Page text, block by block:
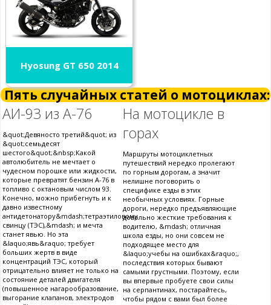
Hyosung GT 650 2014
Пять случайных статей о мотоциклах:
АИ-93 из А-76
&quot;Девяносто третий&quot; из
&quot;семьдесят
шестого&quot;&nbsp;Какой
автолюбитель не мечтает о
чудесном порошке или жидкости,
которые превратят бензин А-76 в
топливо с октановым числом 93.
Конечно, можно прибегнуть и к
давно известному
антидетонатору&mdash;тетраэтиловому
свинцу (ТЭС),&mdash; и мечта
станет явью. Но эта
&laquo;явь&raquo; требует
больших жертв в виде
концентраций ТЭС, который
отрицательно влияет не только на
состояние деталей двигателя
(повышенное нагарообразование,
выгорание клапанов, электродов
На мотоцикле в
горах
Маршруты мотоциклетных
путешествий нередко пролегают
по горным дорогам, а значит
нелишне поговорить о
специфике езды в этих
необычных условиях. Горные
дороги, нередко предъявляющие
довольно жесткие требования к
водителю, &mdash; отличная
школа езды, но они совсем не
подходящее место для
&laquo;учебы на ошибках&raquo;,
последствия которых бывают
самыми грустными. Поэтому, если
вы впервые пробуете свои силы
на серпантинах, постарайтесь,
чтобы рядом с вами был более